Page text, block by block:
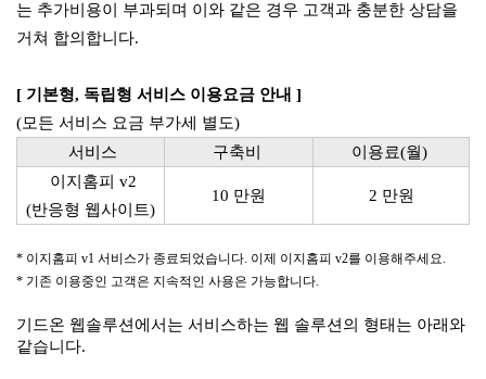
는 추가비용이 부과되며 이와 같은 경우 고객과 충분한 상담을
거쳐 합의합니다.
[ 기본형, 독립형 서비스 이용요금 안내 ]
(모든 서비스 요금 부가세 별도)
서비스
구축비
이용료(월)
이지홈피 v2
(반응형 웹사이트)
10 만원 2 만원
* 이지홈피 v1 서비스가 종료되었습니다. 이제 이지홈피 v2를 이용해주세요.
* 기존 이용중인 고객은 지속적인 사용은 가능합니다.
기드온 웹솔루션에서는 서비스하는 웹 솔루션의 형태는 아래와
같습니다.